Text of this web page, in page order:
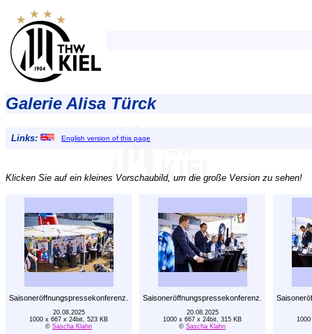
Galerie Alisa Türck
Links: English version of this page
Klicken Sie auf ein kleines Vorschaubild, um die große Version zu sehen!
Saisoneröffnungspressekonferenz. Saisoneröffnungspressekonferenz.
20.08.2025
1000 x 667 x 24bit, 523 KB
© Sascha Klahn
20.08.2025
1000 x 667 x 24bit, 315 KB
© Sascha Klahn